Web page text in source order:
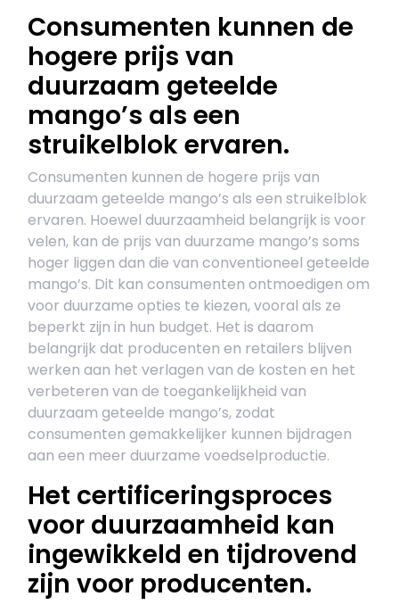
Consumenten kunnen de
hogere prijs van
duurzaam geteelde
mango’s als een
struikelblok ervaren.
Consumenten kunnen de hogere prijs van
duurzaam geteelde mango’s als een struikelblok
ervaren. Hoewel duurzaamheid belangrijk is voor
velen, kan de prijs van duurzame mango’s soms
hoger liggen dan die van conventioneel geteelde
mango’s. Dit kan consumenten ontmoedigen om
voor duurzame opties te kiezen, vooral als ze
beperkt zijn in hun budget. Het is daarom
belangrijk dat producenten en retailers blijven
werken aan het verlagen van de kosten en het
verbeteren van de toegankelijkheid van
duurzaam geteelde mango’s, zodat
consumenten gemakkelijker kunnen bijdragen
aan een meer duurzame voedselproductie.
Het certificeringsproces
voor duurzaamheid kan
ingewikkeld en tijdrovend
zijn voor producenten.